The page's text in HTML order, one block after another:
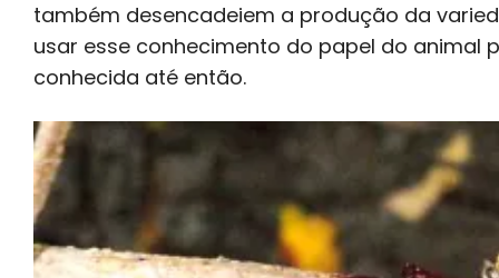
também desencadeiem a produção da
usar esse conhecimento do papel do animal
conhecida até então.